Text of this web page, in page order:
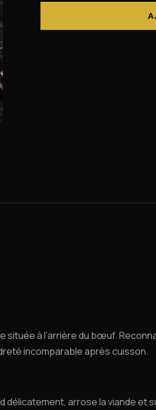
située à l’arrière du bœuf.
incomparable après cuisson.
arrose la viande et